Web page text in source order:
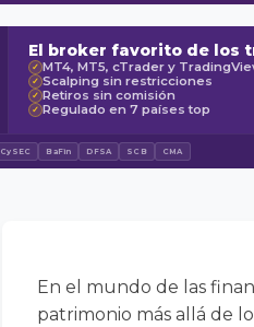
El broker favorito de los
✓ MT4, MT5, cTrader y
✓ Scalping sin restricciones
✓ Retiros sin comisión
✓ Regulado en 7 países top
CySEC BaFin DFSA SCB CMA
En el mundo de las
patrimonio más allá de